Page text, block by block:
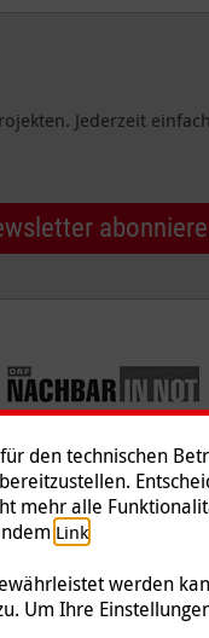
Jederzeit
Datenschutz | Kontakt |
International
Körperschafts- und
den technischen
mehr alle
Link.
werden
Um Ihre